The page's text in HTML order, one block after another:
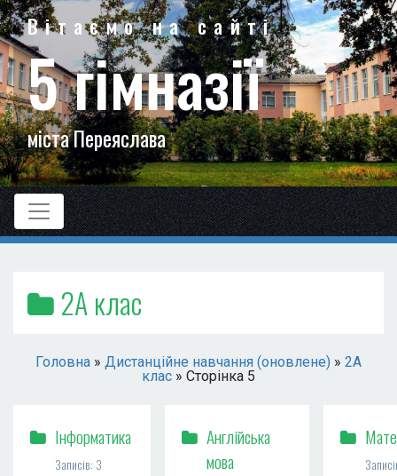
Вітаємо на сайті
5 гімназії
міста Переяслава
2А клас
Головна » Дистанційне навчання (оновлене) » 2А
клас » Сторінка 5
Інформатика
Записів: 3
Англійська
мова